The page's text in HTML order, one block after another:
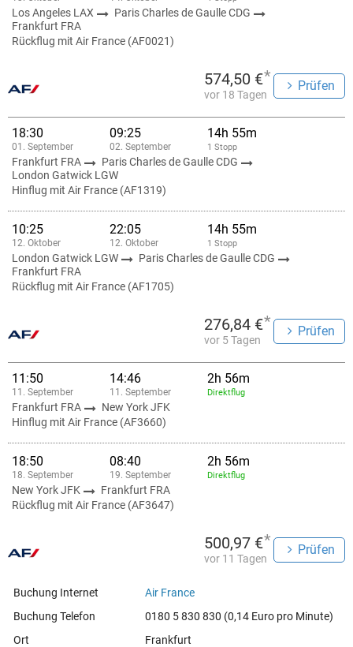
Los Angeles LAX
Paris Charles de Gaulle CDG
Frankfurt FRA
Rückflug mit Air France (AF0021)
574,50 €*
vor 18 Tagen
Prüfen
18:30
01. September
09:25
02. September
14h 55m
1 Stopp
Frankfurt FRA
Paris Charles de Gaulle CDG
London Gatwick LGW
Hinflug mit Air France (AF1319)
10:25
12. Oktober
22:05
12. Oktober
14h 55m
1 Stopp
London Gatwick LGW
Paris Charles de Gaulle CDG
Frankfurt FRA
Rückflug mit Air France (AF1705)
276,84 €*
vor 5 Tagen
Prüfen
11:50
11. September
14:46
11. September
2h 56m
Direktflug
Frankfurt FRA
New York JFK
Hinflug mit Air France (AF3660)
18:50
18. September
08:40
19. September
2h 56m
Direktflug
New York JFK
Frankfurt FRA
Rückflug mit Air France (AF3647)
500,97 €*
vor 11 Tagen
Prüfen
Buchung Internet
Air France
Buchung Telefon
0180 5 830 830 (0,14 Euro pro Minute)
Ort
Frankfurt